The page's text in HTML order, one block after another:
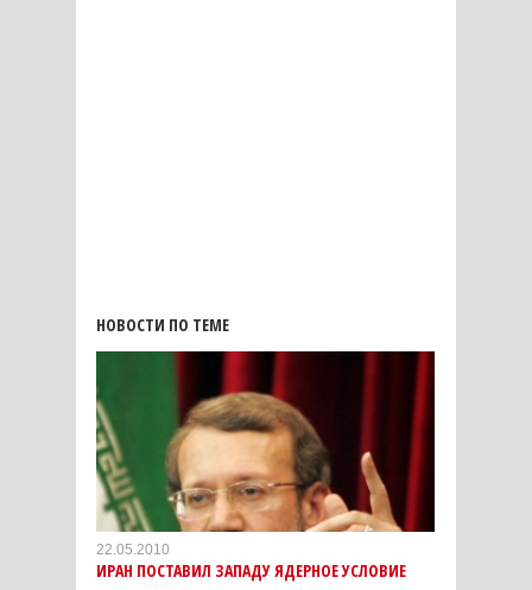
НОВОСТИ ПО ТЕМЕ
22.05.2010
ИРАН ПОСТАВИЛ ЗАПАДУ ЯДЕРНОЕ УСЛОВИЕ